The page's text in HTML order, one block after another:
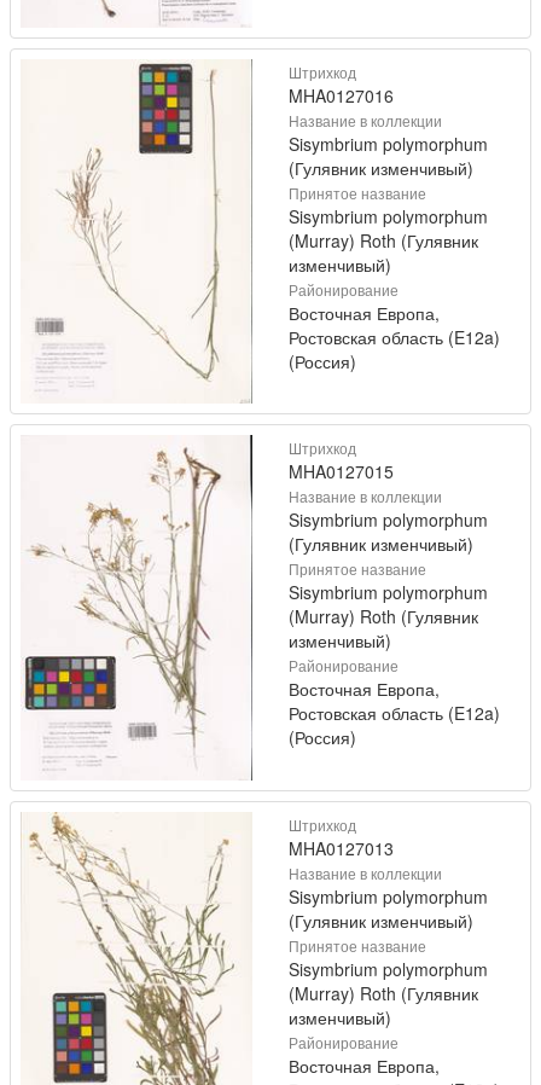
Штрихкод
MHA0127016
Название в коллекции
Sisymbrium polymorphum
(Гулявник изменчивый)
Принятое название
Sisymbrium polymorphum
(Murray) Roth (Гулявник
изменчивый)
Районирование
Восточная Европа,
Ростовская область (E12a)
(Россия)
Штрихкод
MHA0127015
Название в коллекции
Sisymbrium polymorphum
(Гулявник изменчивый)
Принятое название
Sisymbrium polymorphum
(Murray) Roth (Гулявник
изменчивый)
Районирование
Восточная Европа,
Ростовская область (E12a)
(Россия)
Штрихкод
MHA0127013
Название в коллекции
Sisymbrium polymorphum
(Гулявник изменчивый)
Принятое название
Sisymbrium polymorphum
(Murray) Roth (Гулявник
изменчивый)
Районирование
Восточная Европа,